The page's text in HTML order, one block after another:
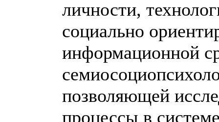
личности,
социально
информационной
позволяющей
процессы в